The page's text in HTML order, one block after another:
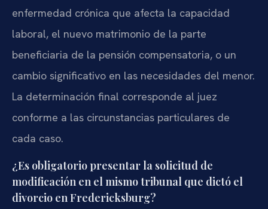
enfermedad crónica que afecta la capacidad
laboral, el nuevo matrimonio de la parte
beneficiaria de la pensión compensatoria, o un
cambio significativo en las necesidades del menor.
La determinación final corresponde al juez
conforme a las circunstancias particulares de
cada caso.
¿Es obligatorio presentar la solicitud de
modificación en el mismo tribunal que dictó el
divorcio en Fredericksburg?